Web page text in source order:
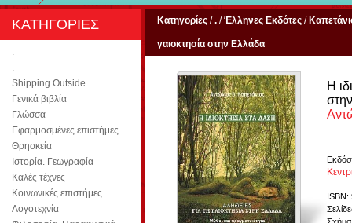
ΚΑΤΗΓΟΡΙΕΣ
.
.
Shipping Outside
Γενικά βιβλία
Γλώσσα
Εφαρμοσμένες επιστήμες
Θρησκεία
Ιστορία. Γεωγραφία
Καλές τέχνες
Κοινωνικές επιστήμες
Λογοτεχνία
Κατηγορίες /. /Έλληνες Εκδότες /
γαιοκτησία στην Ελλάδα
Η
ISBN: